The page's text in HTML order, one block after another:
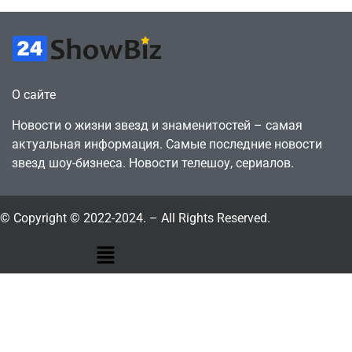
О сайте
Новости о жизни звезд и знаменитостей – самая
актуальная информация. Самые последние новости
звезд шоу-бизнеса. Новости телешоу, сериалов.
© Copyright © 2022-2024. – All Rights Reserved.